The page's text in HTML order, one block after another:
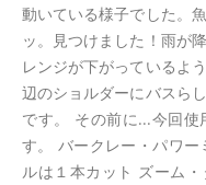
動いている様子でした。
ッ。見つけました！雨が
レンジが下がっているよ
辺のショルダーにバスら
です。 その前に...今回
す。 バークレー・パワ
ルは１本カット ズーム